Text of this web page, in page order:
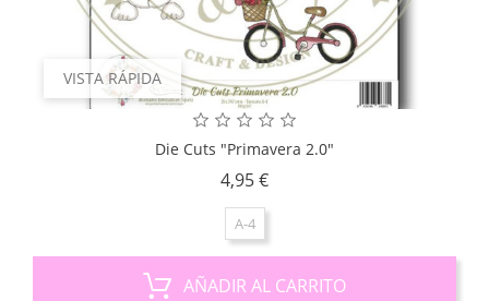
VISTA RÁPIDA
Die Cuts "Primavera 2.0"
4,95 €Precio
A-4
AÑADIR AL CARRITO